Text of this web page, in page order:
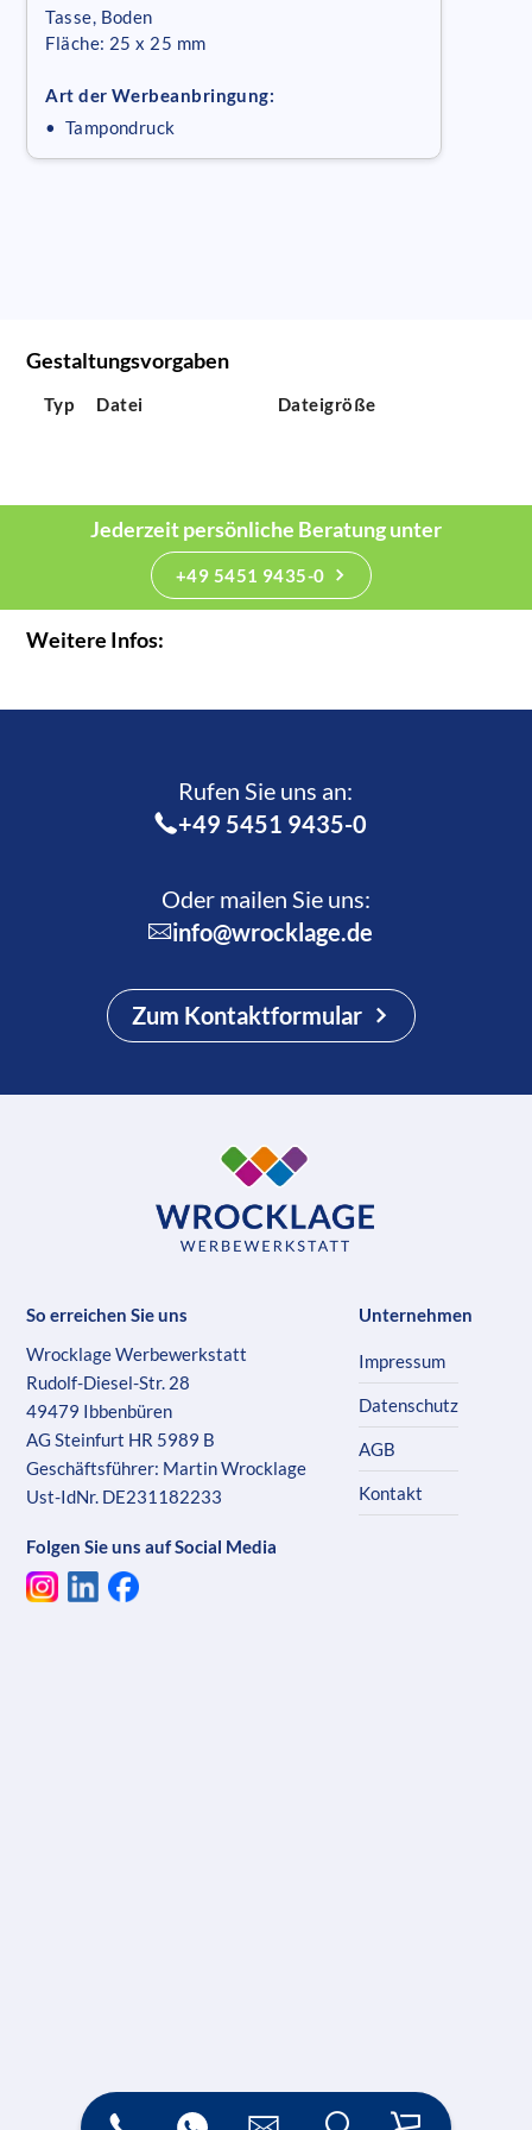
Tasse, Boden
Fläche: 25 x 25 mm
Art der Werbeanbringung:
• Tampondruck
Gestaltungsvorgaben
Typ Datei Dateigröße
Jederzeit persönliche Beratung unter
+49 5451 9435-0
Weitere Infos:
Rufen Sie uns an:­
+49 5451 9435-0
Oder mailen Sie uns:
info@wrocklage.de
Zum Kontaktformular
So erreichen Sie uns
Wrocklage Werbewerkstatt
Rudolf-Diesel-Str. 28
49479 Ibbenbüren
AG Steinfurt HR 5989 B
Geschäftsführer: Martin Wrocklage
Ust-IdNr. DE231182233
Folgen Sie uns auf Social Media
Unternehmen
Impressum
Datenschutz
AGB
Kontakt